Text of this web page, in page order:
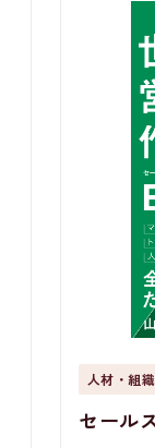
人材・組
セール